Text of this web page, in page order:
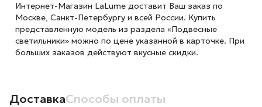
Интернет-Магазин LaLume доставит Ваш заказ по
Москве, Санкт-Петербургу и всей России. Купить
представленную модель из раздела «Подвесные
светильники» можно по цене указанной в карточке. При
больших заказов действуют вкусные скидки.
ДоставкаСпособы оплаты